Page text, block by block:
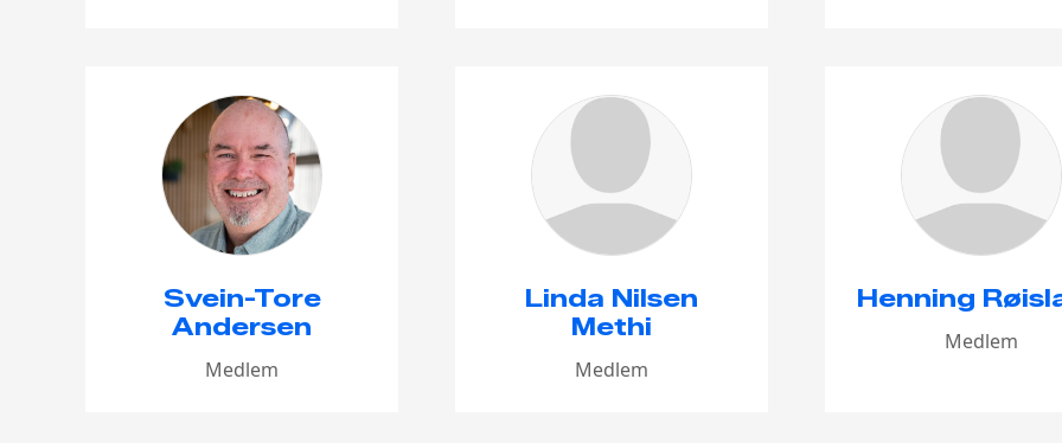
Svein-Tore
Andersen
Medlem
Linda Nilsen
Methi
Medlem
Henning
Medlem